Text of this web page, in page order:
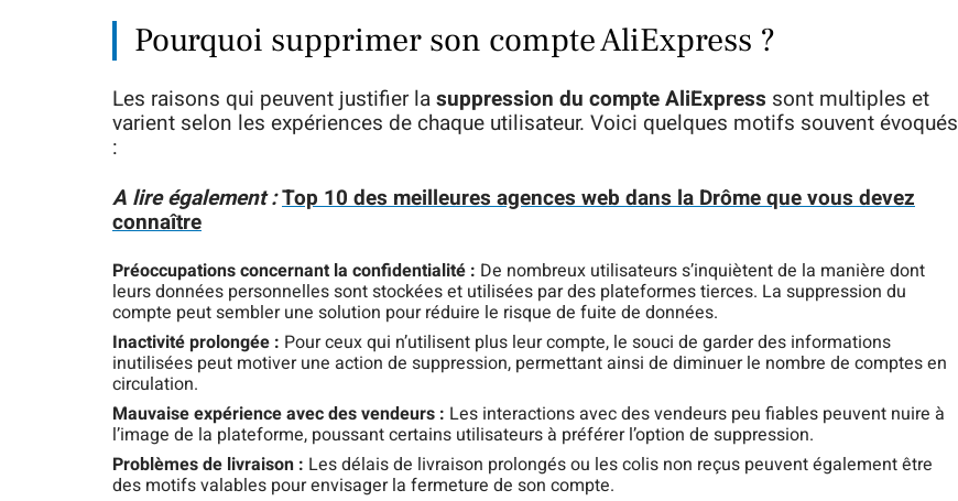
Pourquoi supprimer son compte AliExpress ?
Les raisons qui peuvent justifier lasuppression du compte AliExpress sont multiples et
varient selon les expériences de chaque utilisateur. Voici quelques motifs souvent évoqués
:
A lire également :Top 10 des meilleures agences web dans la Drôme que vous devez
connaître
Préoccupations concernant la confidentialité : De nombreux utilisateurs s’inquiètent de la manière dont
leurs données personnelles sont stockées et utilisées par des plateformes tierces. La suppression du
compte peut sembler une solution pour réduire le risque de fuite de données.
Inactivité prolongée : Pour ceux qui n’utilisent plus leur compte, le souci de garder des informations
inutilisées peut motiver une action de suppression, permettant ainsi de diminuer le nombre de comptes en
circulation.
Mauvaise expérience avec des vendeurs : Les interactions avec des vendeurs peu fiables peuvent nuire à
l’image de la plateforme, poussant certains utilisateurs à préférer l’option de suppression.
Problèmes de livraison : Les délais de livraison prolongés ou les colis non reçus peuvent également être
des motifs valables pour envisager la fermeture de son compte.